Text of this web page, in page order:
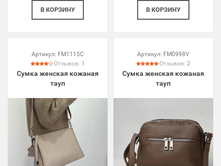
В КОРЗИНУ В КОРЗИНУ
Артикул: FM1115C
Отзывов: 1
Сумка женская кожаная
тауп
Артикул: FM0998V
Отзывов: 2
Сумка женская кожаная
тауп